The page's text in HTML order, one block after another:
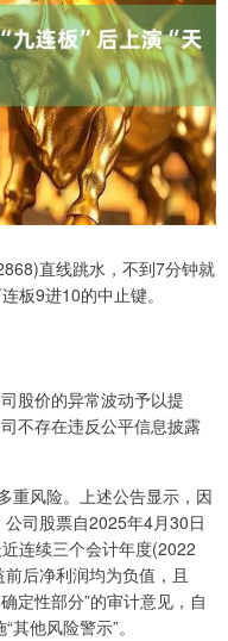
直线跳水，不到7分钟就
板9进10的中止键。
股价的异常波动予以提
不存在违反公平信息披露
重风险。上述公告显示，因
司股票自2025年4月30日
连续三个会计年度(2022
后净利润均为负值，且
定性部分”的审计意见，自
他风险警示”。